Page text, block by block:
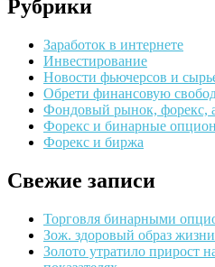
Рубрики
Заработок в интернете
Инвестирование
Новости фьючерсов и
Обрети финансовую
Фондовый рынок, форекс,
Форекс и бинарные
Форекс и биржа
Свежие записи
Торговля бинарными
Зож. здоровый образ жизни
Золото утратило прирост